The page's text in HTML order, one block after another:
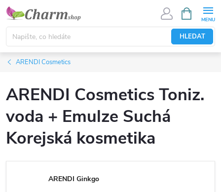
Přejít
obsah
HLEDAT
NÁKUPNÍ
KOŠÍK
ARENDI Cosmetics
ARENDI Cosmetics Toniz.
voda + Emulze Suchá
Korejská kosmetika
ARENDI Ginkgo